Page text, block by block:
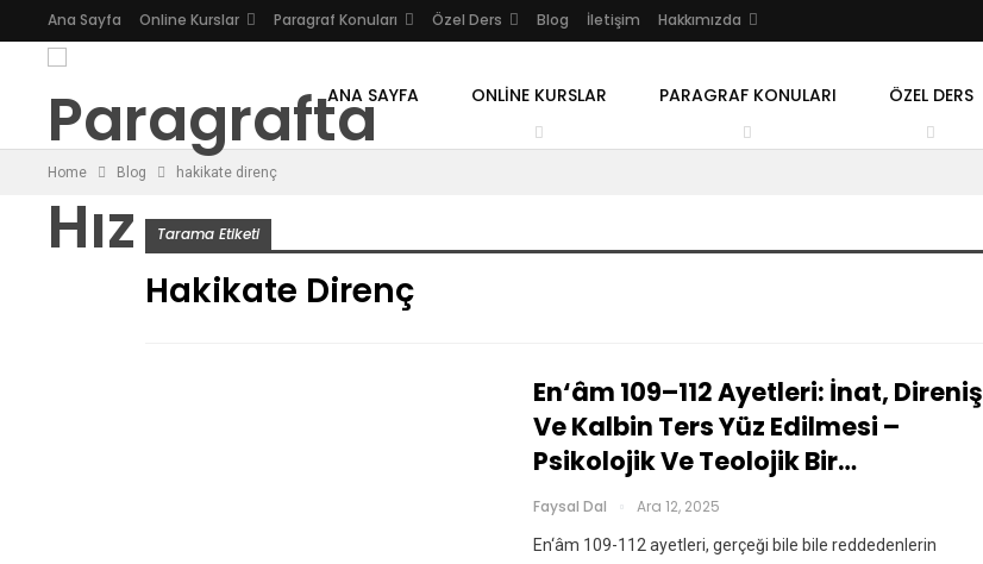
Ana Sayfa Online Kurslar Paragraf Konuları Özel Ders Blog İletişim Hakkımızda
ANA SAYFA ONLINE KURSLAR PARAGRAF KONULARI ÖZEL DERS
Home Blog hakikate direnç
Tarama Etiketi
Hakikate Direnç
En‘âm 109–112 Ayetleri: İnat, Direniş
Ve Kalbin Ters Yüz Edilmesi –
Psikolojik Ve Teolojik Bir…
Faysal Dal Ara 12, 2025
En‘âm 109-112 ayetleri, gerçeği bile bile reddedenlerin